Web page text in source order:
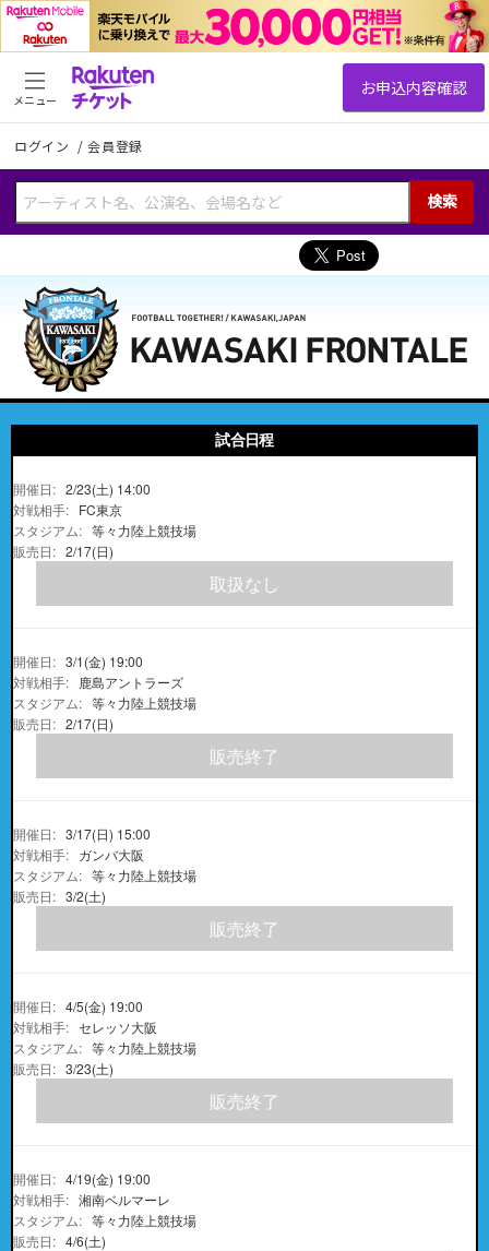
ログイン /会員登録
検索
メニュー
試合日程
2/23(土) 14:00
FC東京
等々力陸上競技場
2/17(日)
取扱なし
3/1(金) 19:00
鹿島アントラーズ
等々力陸上競技場
2/17(日)
販売終了
3/17(日) 15:00
ガンバ大阪
等々力陸上競技場
3/2(土)
販売終了
4/5(金) 19:00
セレッソ大阪
等々力陸上競技場
3/23(土)
販売終了
4/19(金) 19:00
湘南ベルマーレ
等々力陸上競技場
4/6(土)